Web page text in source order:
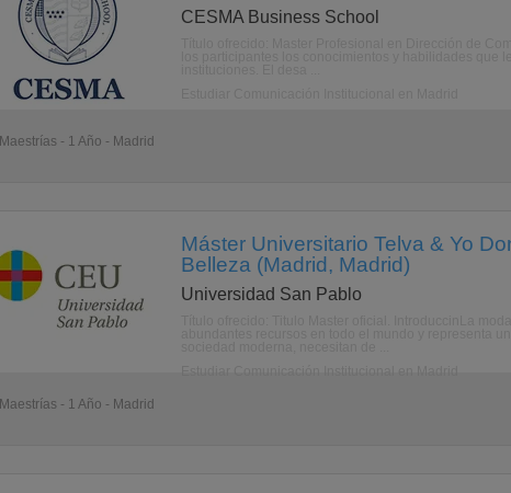
CESMA Business School
Maestrías - 1 Año - Madrid
Máster Universitario Telva & Yo
Belleza (Madrid, Madrid)
Universidad San Pablo
Maestrías - 1 Año - Madrid